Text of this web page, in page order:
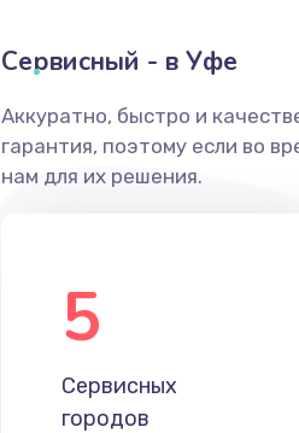
Сервисный - в Уфе
Аккуратно, быстро и
гарантия, поэтому если во
нам для их решения.
5
Сервисных
городов